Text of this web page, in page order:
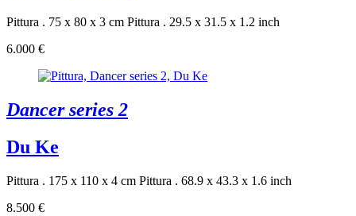
Pittura . 75 x 80 x 3 cm Pittura . 29.5 x 31.5 x 1.2 inch
6.000 €
Dancer series 2
Du Ke
Pittura . 175 x 110 x 4 cm Pittura . 68.9 x 43.3 x 1.6 inch
8.500 €